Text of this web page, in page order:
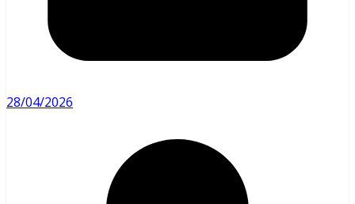
28/04/2026